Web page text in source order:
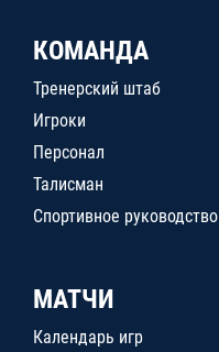
КОМАНДА
Тренерский штаб
Игроки
Персонал
Талисман
Спортивное руководство
МАТЧИ
Календарь игр